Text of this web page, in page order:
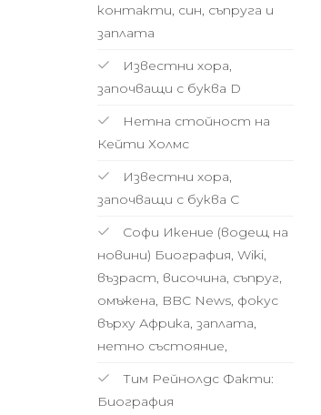
контакти, син, съпруга и
заплата
Известни хора,
започващи с буква D
Нетна стойност на
Кейти Холмс
Известни хора,
започващи с буква С
Софи Икение (водещ на
новини) Биография, Wiki,
възраст, височина, съпруг,
омъжена, BBC News, фокус
върху Африка, заплата,
нетно състояние,
Тим Рейнолдс Факти:
Биография